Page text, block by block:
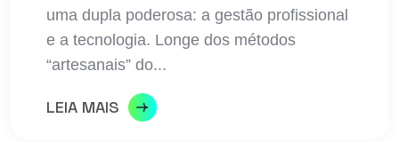
uma dupla poderosa: a gestão profissional
e a tecnologia. Longe dos métodos
“artesanais” do...
LEIA MAIS